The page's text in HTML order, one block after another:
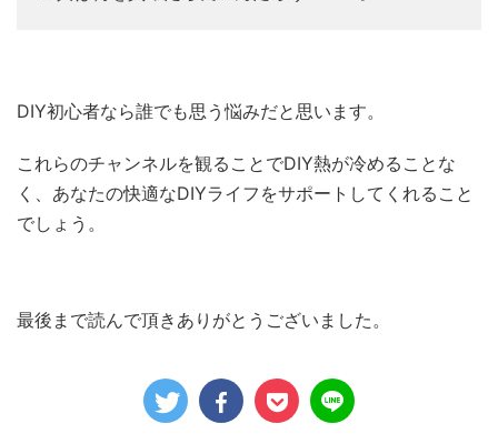
DIY初心者なら誰でも思う悩みだと思います。
これらのチャンネルを観ることでDIY熱が冷めることな
く、あなたの快適なDIYライフをサポートしてくれること
でしょう。
最後まで読んで頂きありがとうございました。